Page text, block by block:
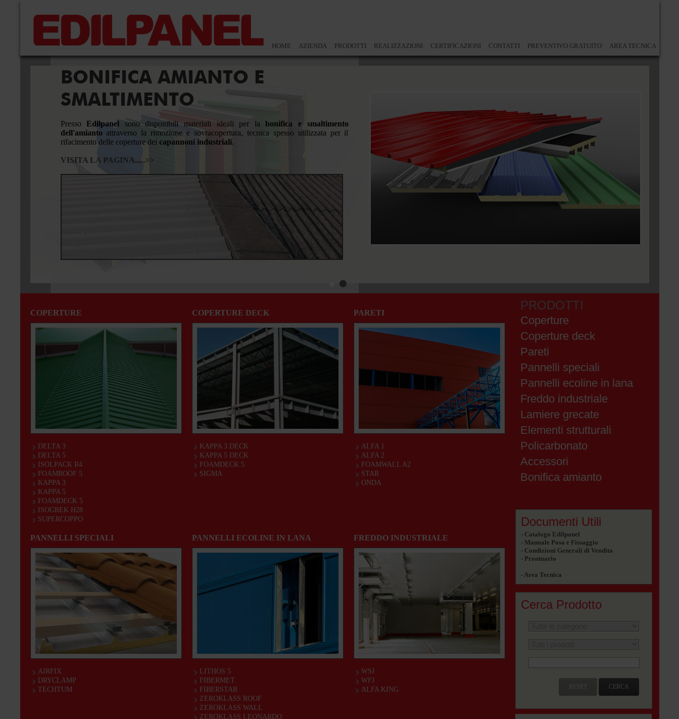
HOME AZIENDA PRODOTTI REALIZZAZIONI CERTIFICAZIONI CONTATTI PREVENTIVO GRATUITO AREA TECNICA
BONIFICA AMIANTO E
SMALTIMENTO
PressoEdilpanel sono disponibili materiali ideali per labonifica e smaltimento
dell'amianto attraverso la rimozione e sovracopertura, tecnica spesso utilizzata per il
rifacimento delle coperture dei capannoni industriali.
VISITA LA PAGINA.....>>
COPERTURE
DELTA 3
DELTA 5
ISOLPACK R4
FOAMROOF 5
KAPPA 3
KAPPA 5
FOAMDECK 5
ISOGREK H28
SUPERCOPPO
COPERTURE DECK
KAPPA 3 DECK
KAPPA 5 DECK
FOAMDECK 5
SIGMA
PARETI
ALFA 1
ALFA 2
FOAMWALL A2
STAR
ONDA
PANNELLI SPECIALI
AIRFIX
DRYCLAMP
TECHTUM
PANNELLI ECOLINE IN LANA
LITHOS 5
FIBERMET
FIBERSTAR
ZEROKLASS ROOF
ZEROKLASS WALL
ZEROKLASS LEONARDO
FREDDO INDUSTRIALE
WSJ
WFJ
ALFA KING
PRODOTTI
Coperture
Coperture deck
Pareti
Pannelli speciali
Pannelli ecoline in lana
Freddo industriale
Lamiere grecate
Elementi strutturali
Policarbonato
Accessori
Bonifica amianto
Documenti Utili
- Catalogo Edilpanel
- Manuale Posa e Fissaggio
- Condizioni Generali di Vendita
- Prontuario
- Area Tecnica
Cerca Prodotto
RESET CERCA